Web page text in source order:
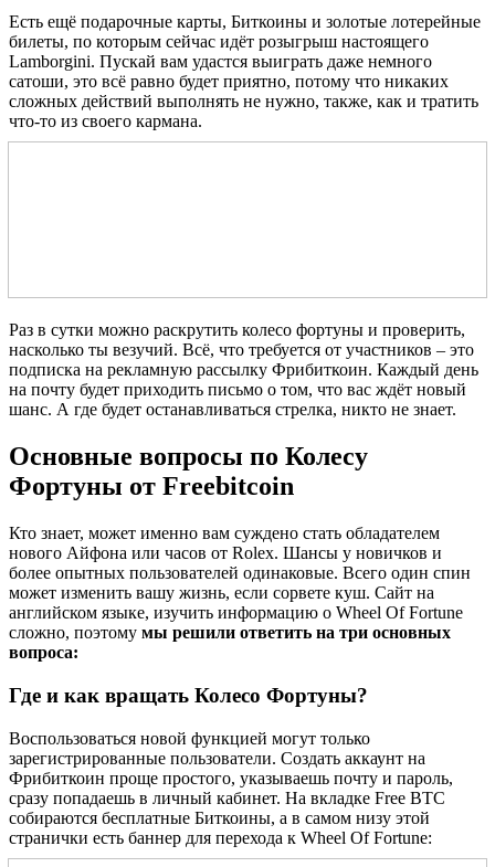
Есть ещё подарочные карты, Биткоины и золотые лотерейные
билеты, по которым сейчас идёт розыгрыш настоящего
Lamborgini. Пускай вам удастся выиграть даже немного
сатоши, это всё равно будет приятно, потому что никаких
сложных действий выполнять не нужно, также, как и тратить
что-то из своего кармана.
Раз в сутки можно раскрутить колесо фортуны и проверить,
насколько ты везучий. Всё, что требуется от участников – это
подписка на рекламную рассылку Фрибиткоин. Каждый день
на почту будет приходить письмо о том, что вас ждёт новый
шанс. А где будет останавливаться стрелка, никто не знает.
Основные вопросы по Колесу
Фортуны от Freebitcoin
Кто знает, может именно вам суждено стать обладателем
нового Айфона или часов от Rolex. Шансы у новичков и
более опытных пользователей одинаковые. Всего один спин
может изменить вашу жизнь, если сорвете куш. Сайт на
английском языке, изучить информацию о Wheel Of Fortune
сложно, поэтому мы решили ответить на три основных
вопроса:
Где и как вращать Колесо Фортуны?
Воспользоваться новой функцией могут только
зарегистрированные пользователи. Создать аккаунт на
Фрибиткоин проще простого, указываешь почту и пароль,
сразу попадаешь в личный кабинет. На вкладке Free BTC
собираются бесплатные Биткоины, а в самом низу этой
странички есть баннер для перехода к Wheel Of Fortune: